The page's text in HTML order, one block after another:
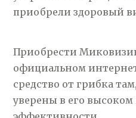
приобрели здоровый
Приобрести
официальном
средство от грибка
уверены в его высоком